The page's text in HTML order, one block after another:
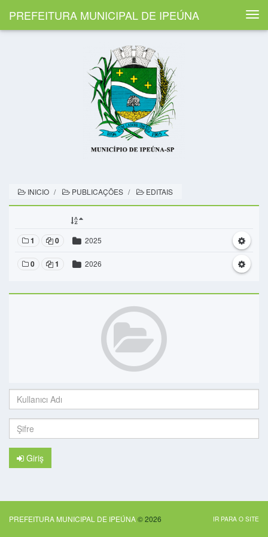
PREFEITURA MUNICIPAL DE IPEÚNA
INICIO PUBLICAÇÕES EDITAIS
1 0 2025
0 1 2026
Adı:
Giriş
PREFEITURA MUNICIPAL DE IPEÚNA© 2026 IR PARA O SITE